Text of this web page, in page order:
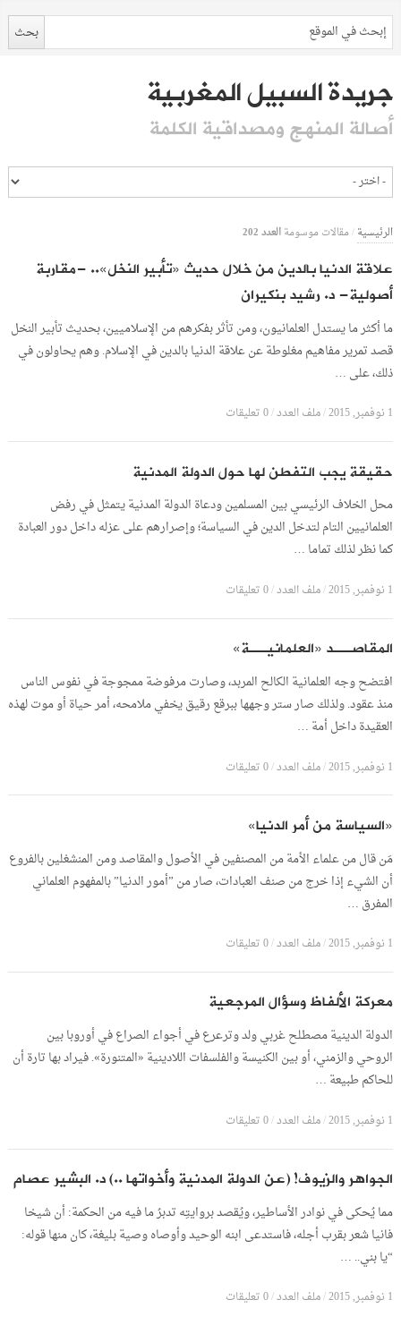
جريدة السبيل المغربية
أصالة المنهج ومصداقية الكلمة
الرئيسية/مقالات موسومةالعدد 202
علاقة الدنيا بالدين من خلال حديث «تأبير النخل».. -مقاربة
أصولية- د. رشيد بنكيران
ما أكثر ما يستدل العلمانيون، ومن تأثر بفكرهم من الإسلاميين، بحديث تأبير النخل
قصد تمرير مفاهيم مغلوطة عن علاقة الدنيا بالدين في الإسلام. وهم يحاولون في
ذلك، على …
1 نوفمبر, 2015 /ملف العدد/0 تعليقات
حقيقة يجب التفطن لها حول الدولة المدنية
محل الخلاف الرئيسي بين المسلمين ودعاة الدولة المدنية يتمثل في رفض
العلمانيين التام لتدخل الدين في السياسة؛ وإصرارهم على عزله داخل دور العبادة
كما نظر لذلك تماما …
1 نوفمبر, 2015 /ملف العدد/0 تعليقات
المقاصــد «العلمانيــة»
افتضح وجه العلمانية الكالح المربد، وصارت مرفوضة ممجوجة في نفوس الناس
منذ عقود. ولذلك صار ستر وجهها ببرقع رقيق يخفي ملامحه، أمر حياة أو موت لهذه
العقيدة داخل أمة …
1 نوفمبر, 2015 /ملف العدد/0 تعليقات
«السياسة من أمر الدنيا»
مَن قال من علماء الأمة من المصنفين في الأصول والمقاصد ومن المنشغلين بالفروع
أن الشيء إذا خرج من صنف العبادات، صار من ”أمور الدنيا” بالمفهوم العلماني
المفرق …
1 نوفمبر, 2015 /ملف العدد/0 تعليقات
معركة الألفاظ وسؤال المرجعية
الدولة الدينية مصطلح غربي ولد وترعرع في أجواء الصراع في أوروبا بين
الروحي والزمني، أو بين الكنيسة والفلسفات اللادينية «المتنورة». فيراد بها تارة أن
للحاكم طبيعة …
1 نوفمبر, 2015 /ملف العدد/0 تعليقات
الجواهر والزيوف! (عن الدولة المدنية وأخواتها ..) د. البشير عصام
مما يُحكى في نوادر الأساطير، ويُقصد بروايتِه تدبرُ ما فيه من الحكمة: أن شيخا
فانيا شعر بقرب أجله، فاستدعى ابنه الوحيد وأوصاه وصية بليغة، كان منها قوله:
“يا بني.. …
1 نوفمبر, 2015 /ملف العدد/0 تعليقات